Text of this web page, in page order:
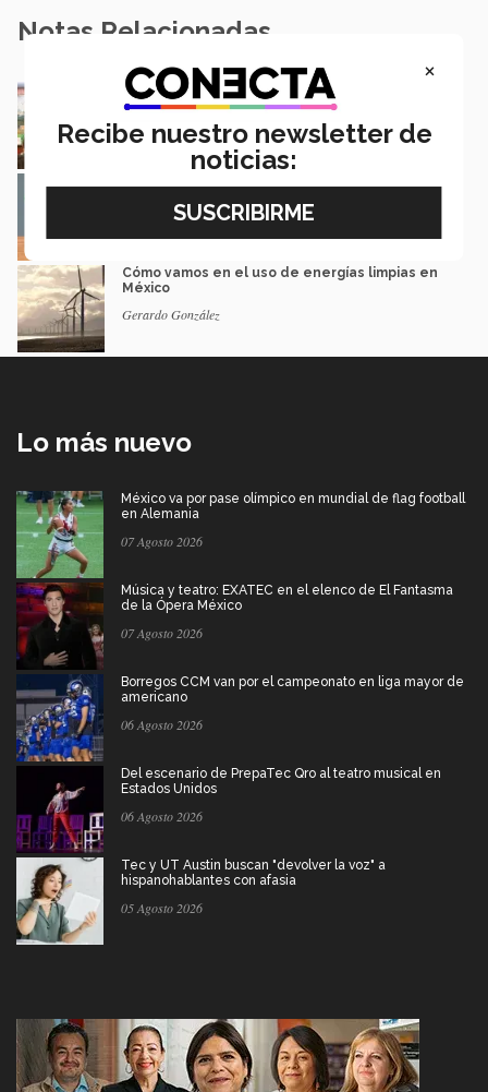
Notas Relacionadas
Dialogan sobre biodiversidad, energía y agua
en el norte del país
MARLENE GONZÁLEZ
Emanuel Varela
Cómo vamos en el uso de energías limpias en
México
Gerardo González
Lo más nuevo
México va por pase olímpico en mundial de flag football
en Alemania
07 Agosto 2026
Música y teatro: EXATEC en el elenco de El Fantasma
de la Ópera México
07 Agosto 2026
Borregos CCM van por el campeonato en liga mayor de
americano
06 Agosto 2026
Del escenario de PrepaTec Qro al teatro musical en
Estados Unidos
06 Agosto 2026
Tec y UT Austin buscan "devolver la voz" a
hispanohablantes con afasia
05 Agosto 2026
×
Recibe nuestro newsletter de
noticias: